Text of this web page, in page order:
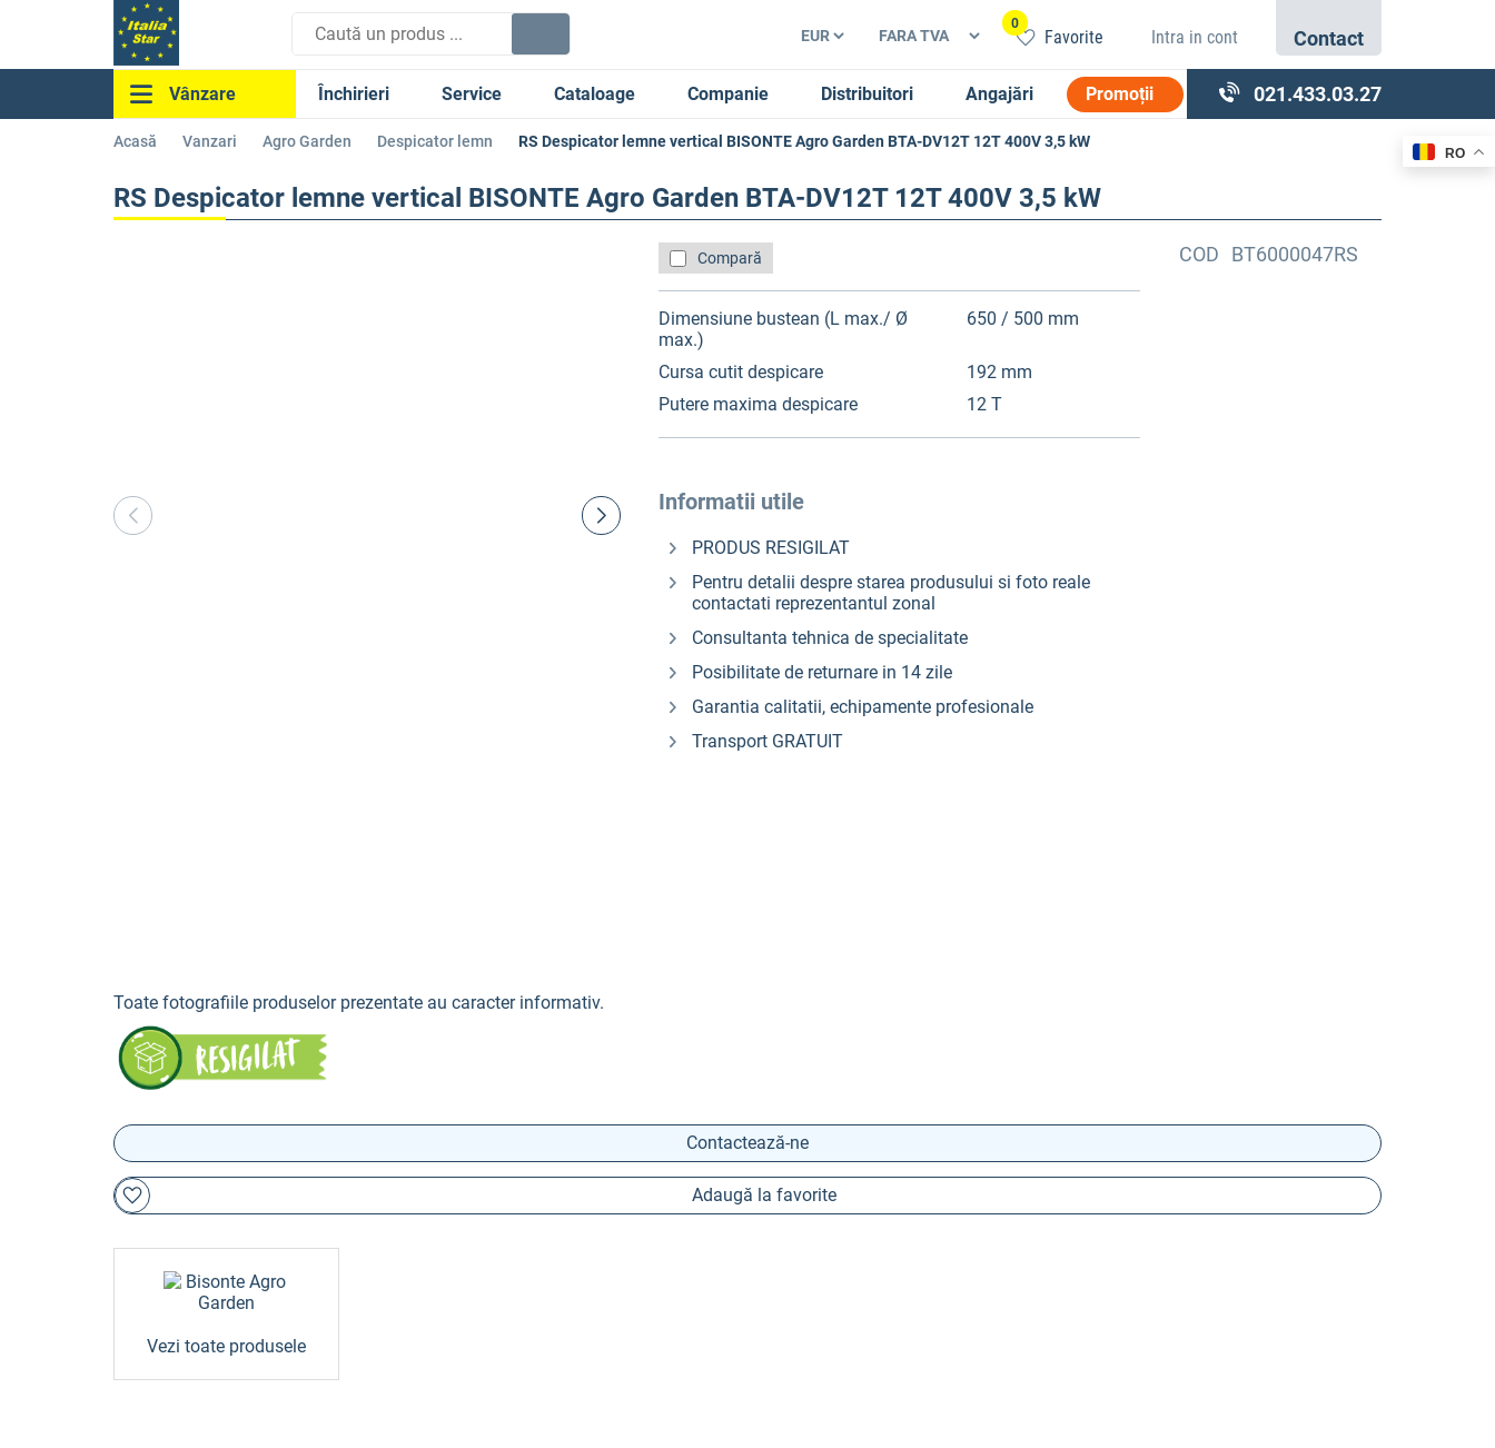
Favorite
0
Intra in cont Contact
Vânzare Închirieri Service Cataloage Companie Distribuitori Angajări Promoții 021.433.03.27
Acasă Vanzari Agro Garden Despicator lemn RS Despicator lemne vertical BISONTE Agro Garden BTA-DV12T 12T 400V 3,5 kW
RS Despicator lemne vertical BISONTE Agro Garden BTA-DV12T 12T 400V 3,5 kW
Toate fotografiile produselor prezentate au caracter informativ.
Compară
Dimensiune bustean (L max./ Ø
max.)
650 / 500 mm
Cursa cutit despicare
192 mm
Putere maxima despicare
12 T
Informatii utile
PRODUS RESIGILAT
Pentru detalii despre starea produsului si foto reale
contactati reprezentantul zonal
Consultanta tehnica de specialitate
Posibilitate de returnare in 14 zile
Garantia calitatii, echipamente profesionale
Transport GRATUIT
COD BT6000047RS
Contactează-ne
Adaugă la favorite
Vezi toate produsele
RO